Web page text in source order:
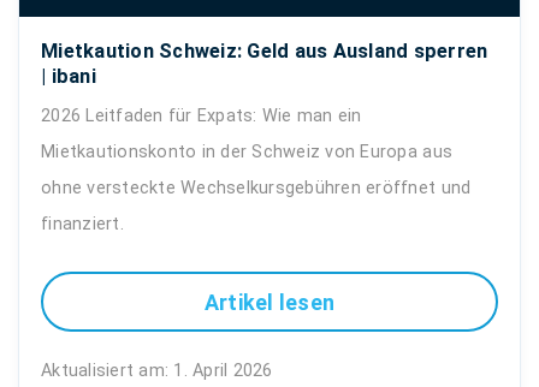
Mietkaution Schweiz: Geld aus Ausland sperren
| ibani
2026 Leitfaden für Expats: Wie man ein
Mietkautionskonto in der Schweiz von Europa aus
ohne versteckte Wechselkursgebühren eröffnet und
finanziert.
Artikel lesen
Aktualisiert am: 1. April 2026